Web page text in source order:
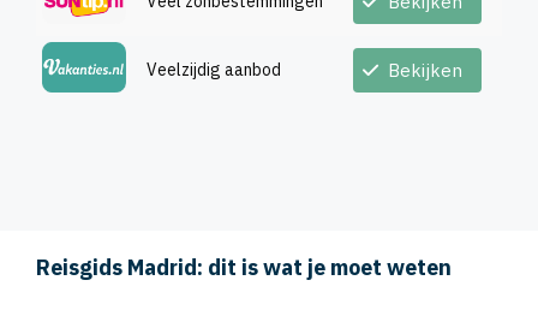
Veelzijdig aanbod Bekijken
Reisgids Madrid: dit is wat je moet weten